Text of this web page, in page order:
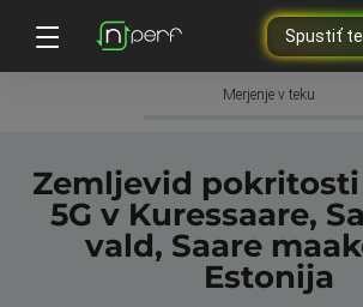
Spustiť
Merjenje v teku
Zemljevid pokritosti
5G v Kuressaare,
vald, Saare
Estonija